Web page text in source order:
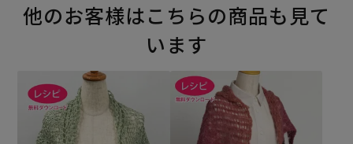
他のお客様はこちらの商品も見て
います